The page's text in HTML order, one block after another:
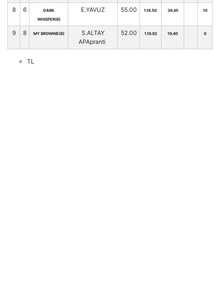
8 6
DARK
WHISPER(6)
E.YAVUZ 55.00 1.16.50 39,45 10
9 8 MY BROWNIE(8)
S.ALTAY
APApranti
52.00 1.16.92 19,40 0
TL